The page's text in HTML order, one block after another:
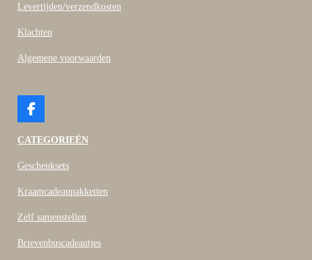
Levertijden/verzendkosten
Klachten
Algemene voorwaarden
F
c
b
o
CATEGORIEËN
Geschenksets
Kraamcadeaupakketten
Zelf samenstellen
Brievenbuscadeautjes